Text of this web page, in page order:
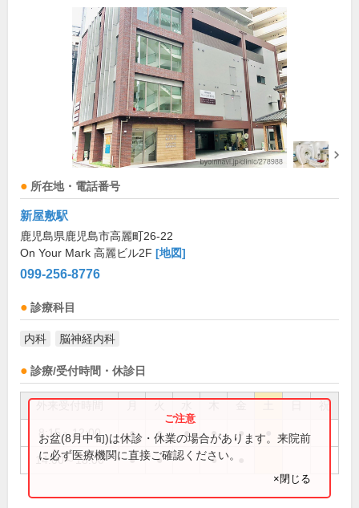
所在地・電話番号
新屋敷駅
鹿児島県鹿児島市高麗町26-22
On Your Mark 高麗ビル2F [地図]
099-256-8776
診療科目
内科 脳神経内科
診療/受付時間・休診日
祝
8:15～12:00 ● ● ● ● ●
14:00～18:00 ● ● ●
お盆(8月中旬)は休診・休業の場合があります。来院前
に必ず医療機関に直接ご確認ください。
×閉じる